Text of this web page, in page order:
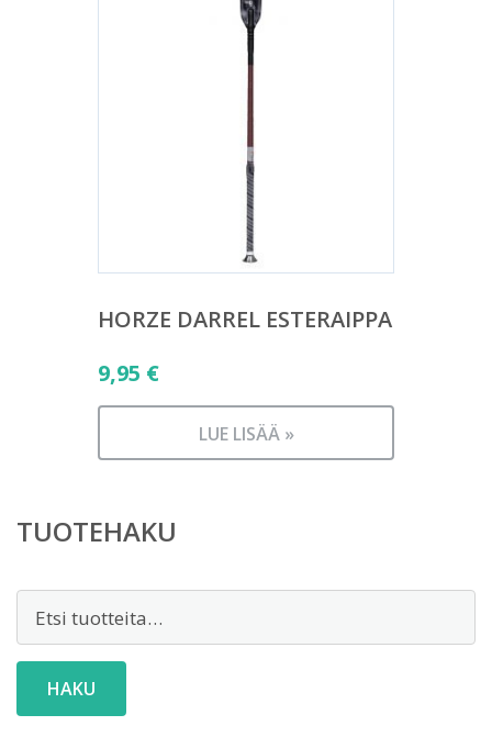
HORZE DARREL ESTERAIPPA
9,95 €
LUE LISÄÄ »
TUOTEHAKU
HAKU